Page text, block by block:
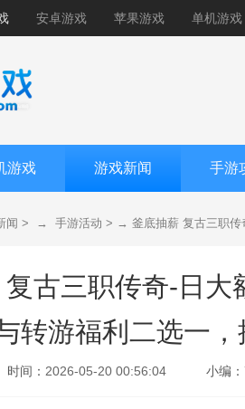
安卓游戏 苹果游戏 单机游戏
游戏 游戏新闻 手游
闻 > → 手游活动 > → 釜底抽薪 复古三职传
古三职传奇-日大
转游福利二选一，
时间： 2026-05-20 00:56:04 小编：